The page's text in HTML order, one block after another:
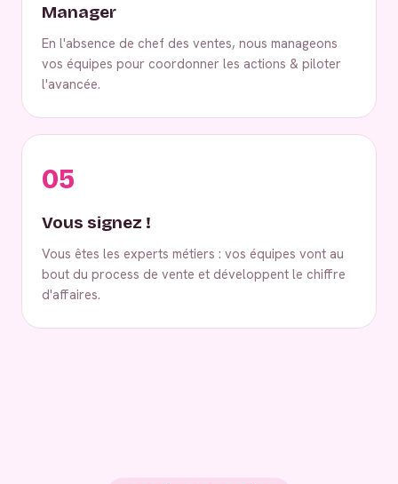
Manager
En l'absence de chef des ventes, nous manageons
vos équipes pour coordonner les actions & piloter
l'avancée.
05
Vous signez !
Vous êtes les experts métiers : vos équipes vont au
bout du process de vente et développent le chiffre
d'affaires.